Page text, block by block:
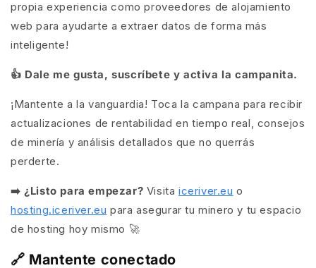
propia experiencia como proveedores de alojamiento
web para ayudarte a extraer datos de forma más
inteligente!
👍 Dale me gusta, suscríbete y activa la campanita.
¡Mantente a la vanguardia! Toca la campana para recibir
actualizaciones de rentabilidad en tiempo real, consejos
de minería y análisis detallados que no querrás
perderte.
➡️ ¿Listo para empezar? Visitaiceriver.eu o
hosting.iceriver.eu para asegurar tu minero y tu espacio
de hosting hoy mismo 🚀
🔗 Mantente conectado